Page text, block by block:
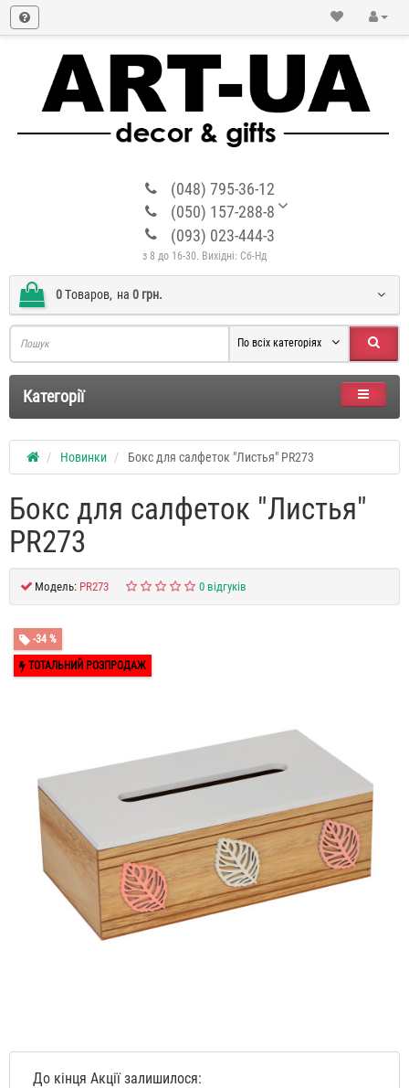
(048) 795-36-12
(050) 157-288-8
(093) 023-444-3
з 8 до 16-30. Вихідні: Сб-Нд
0Tоваров, на 0 грн.
По всіх категоріях
Категорії
Новинки Бокс для салфеток "Листья" PR273
Бокс для салфеток "Листья"
PR273
Модель: PR273 0 відгуків
-34 %
ТОТАЛЬНИЙ РОЗПРОДАЖ
До кінця Акції залишилося: